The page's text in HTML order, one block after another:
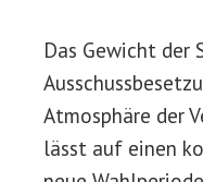
Das Gewicht der
Atmosphäre der
lässt auf einen